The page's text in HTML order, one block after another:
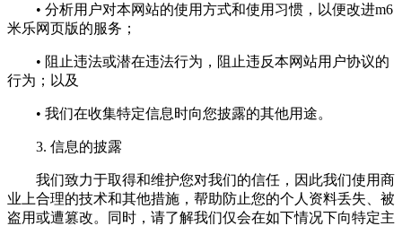
• 分析用户对本网站的使用方式和使用习惯，以便改进m6
米乐网页版的服务；
• 阻止违法或潜在违法行为，阻止违反本网站用户协议的
行为；以及
• 我们在收集特定信息时向您披露的其他用途。
3. 信息的披露
我们致力于取得和维护您对我们的信任，因此我们使用商
业上合理的技术和其他措施，帮助防止您的个人资料丢失、被
盗用或遭篡改。同时，请了解我们仅会在如下情况下向特定主